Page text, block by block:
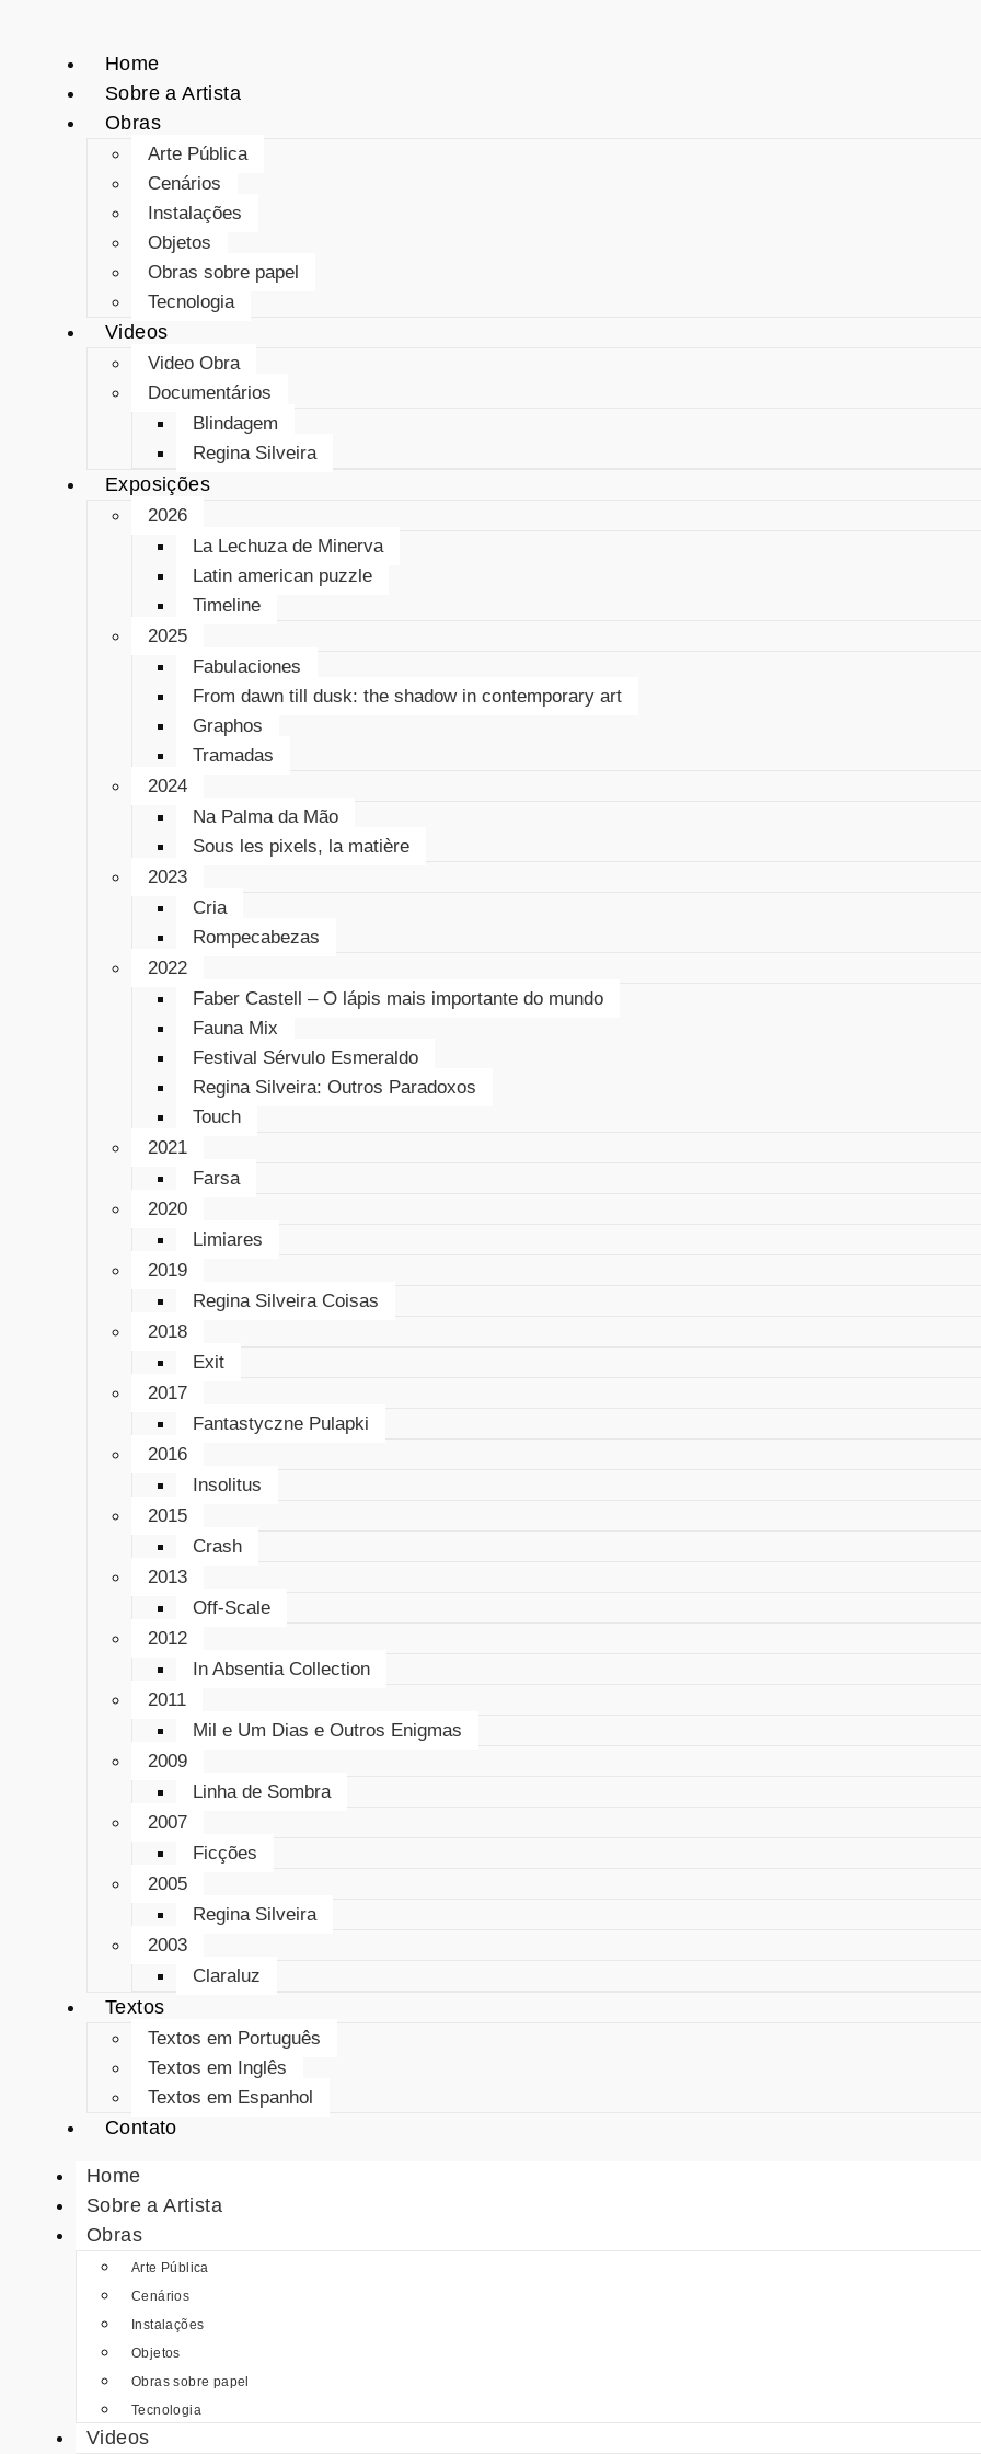
Home
Sobre a Artista
Obras
Arte Pública
Cenários
Instalações
Objetos
Obras sobre papel
Tecnologia
Videos
Video Obra
Documentários
Blindagem
Regina Silveira
Exposições
2026
La Lechuza de Minerva
Latin american puzzle
Timeline
2025
Fabulaciones
From dawn till dusk: the shadow in contemporary art
Graphos
Tramadas
2024
Na Palma da Mão
Sous les pixels, la matière
2023
Cria
Rompecabezas
2022
Faber Castell – O lápis mais importante do mundo
Fauna Mix
Festival Sérvulo Esmeraldo
Regina Silveira: Outros Paradoxos
Touch
2021
Farsa
2020
Limiares
2019
Regina Silveira Coisas
2018
Exit
2017
Fantastyczne Pulapki
2016
Insolitus
2015
Crash
2013
Off-Scale
2012
In Absentia Collection
2011
Mil e Um Dias e Outros Enigmas
2009
Linha de Sombra
2007
Ficções
2005
Regina Silveira
2003
Claraluz
Textos
Textos em Português
Textos em Inglês
Textos em Espanhol
Contato
Home
Sobre a Artista
Obras
Arte Pública
Cenários
Instalações
Objetos
Obras sobre papel
Tecnologia
Videos